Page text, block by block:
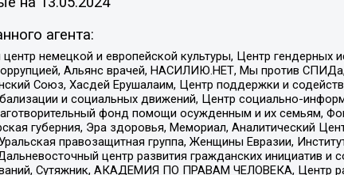
агента:
немецкой и европейской культуры, Центр гендерных
Альянс врачей, НАСИЛИЮ.НЕТ, Мы против
Союз, Хасдей Ерушалаим, Центр поддержки и
и социальных движений, Центр социально-
фонд помощи осужденным и их семьям,
губерния, Эра здоровья, Мемориал, Аналитический
правозащитная группа, Женщины Евразии,
центр развития гражданских инициатив и
Сутяжник, АКАДЕМИЯ ПО ПРАВАМ ЧЕЛОВЕКА, Центр